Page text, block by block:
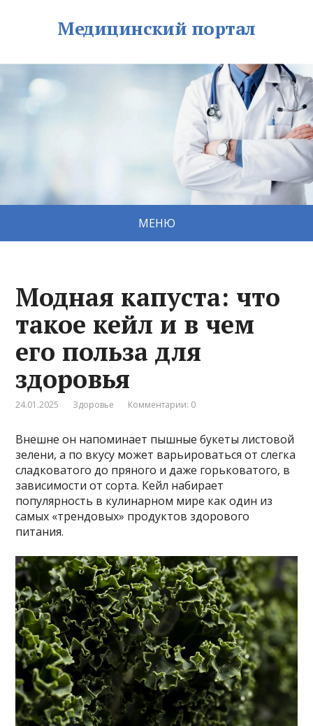
Медицинский портал
МЕНЮ
Модная капуста: что
такое кейл и в чем
его польза для
здоровья
24.01.2025 Здоровье Комментарии: 0
Внешне он напоминает пышные букеты листовой
зелени, а по вкусу может варьироваться от слегка
сладковатого до пряного и даже горьковатого, в
зависимости от сорта. Кейл набирает
популярность в кулинарном мире как один из
самых «трендовых» продуктов здорового
питания.